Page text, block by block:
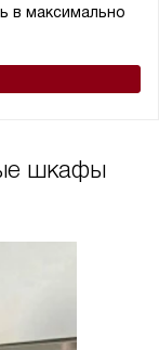
в максимально
шкафы